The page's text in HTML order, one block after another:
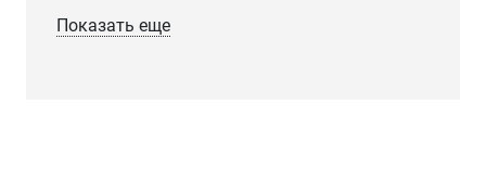
Показать еще